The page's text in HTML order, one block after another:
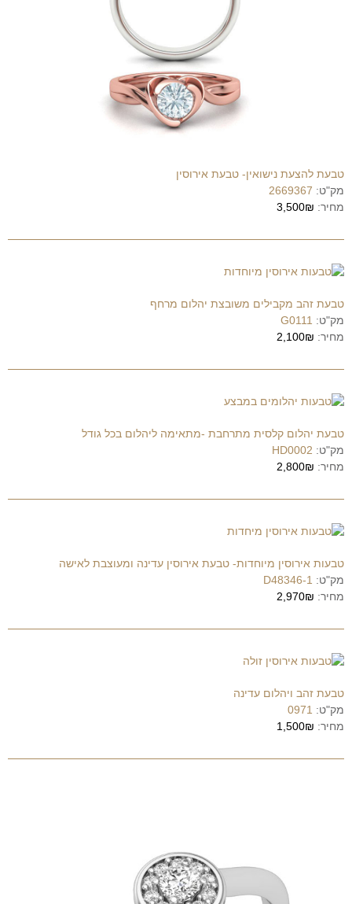
טבעת להצעת נישואין- טבעת אירוסין
מק"ט: 2669367
מחיר: 3,500₪
טבעת זהב מקבילים משובצת יהלום מרחף
מק"ט: G0111
מחיר: 2,100₪
טבעת יהלום קלסית מתרחבת -מתאימה ליהלום בכל גודל
מק"ט: HD0002
מחיר: 2,800₪
טבעות אירוסין מיוחדות- טבעת אירוסין עדינה ומעוצבת לאישה
מק"ט: D48346-1
מחיר: 2,970₪
טבעת זהב ויהלום עדינה
מק"ט: 0971
מחיר: 1,500₪